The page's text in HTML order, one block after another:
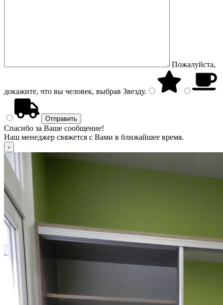
Пожалуйста,
докажите, что вы человек, выбрав Звезду.
Спасибо за Ваше сообщение!
Наш менеджер свяжется с Вами в ближайшее время.